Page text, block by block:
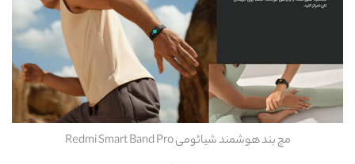
مچ بند هوشمند شیائومی Redmi Smart Band Pro